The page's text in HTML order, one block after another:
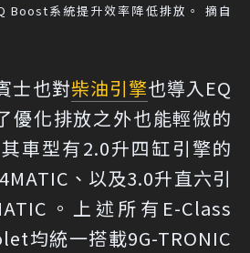
Boost系統提升效率降低排放。 摘自
士也對柴油引擎也導入EQ
優化排放之外也能輕微的
車型有2.0升四缸引擎的
、以及3.0升直六引
。上述所有E-Class
均統一搭載9G-TRONIC